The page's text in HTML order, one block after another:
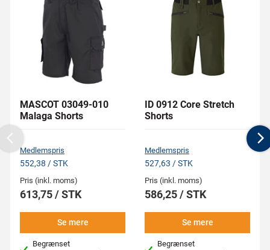
MASCOT 03049-010
Malaga Shorts
Medlemspris
552,38 / STK
Pris (inkl. moms)
613,75 / STK
Se mere
Begrænset
ID 0912 Core Stretch
Shorts
Medlemspris
527,63 / STK
Pris (inkl. moms)
586,25 / STK
Se mere
Begrænset
Previous